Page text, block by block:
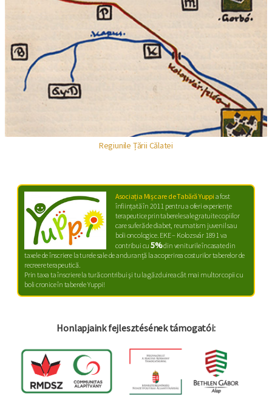
Regiunile Țării Călatei
Asociația Mişcare de Tabără Yuppi a fost
înființată în 2011 pentru a oferi experiențe
terapeutice prin taberele sale gratuite copiilor
care suferă de diabet, reumatism juvenil sau
boli oncologice. EKE – Kolozsvár 1891 va
contribui cu5%din veniturile încasate din
taxele de înscriere la turele sale de anduranță la acoperirea costurilor taberelor de
recreere terapeutică.
Prin taxa ta înscriere la tură contribui şi tu la găzduirea cât mai multor copii cu
boli cronice în taberele Yuppi!
Honlapjaink fejlesztésének támogatói: